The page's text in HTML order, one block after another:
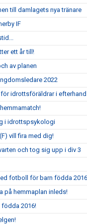
till damlagets nya tränare
IF
ett år till!
av planen
2022
idrottsföräldrar i efterhand
i idrottspsykologi
vill fira med dig!
och tog sig upp i div 3
fotboll för barn födda
på hemmaplan inleds!
2016!